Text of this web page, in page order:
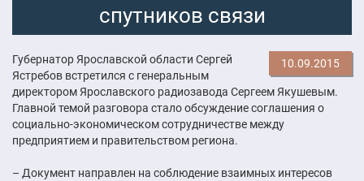
спутников связи
10.09.2015
Губернатор Ярославской области Сергей
Ястребов встретился с генеральным
директором Ярославского радиозавода Сергеем Якушевым.
Главной темой разговора стало обсуждение соглашения о
социально-экономическом сотрудничестве между
предприятием и правительством региона.
– Документ направлен на соблюдение взаимных интересов